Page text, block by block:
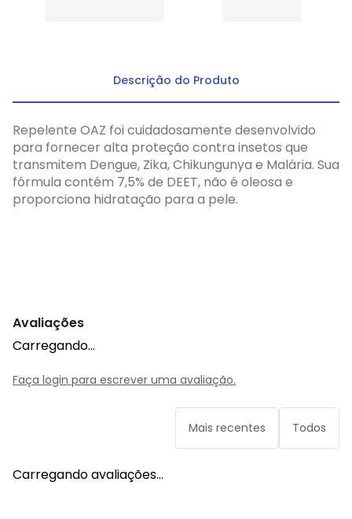
Descrição do Produto
Repelente OAZ foi cuidadosamente desenvolvido
para fornecer alta proteção contra insetos que
transmitem Dengue, Zika, Chikungunya e Malária. Sua
fórmula contém 7,5% de DEET, não é oleosa e
proporciona hidratação para a pele.
Avaliações
Carregando…
Faça login para escrever uma avaliação.
Mais recentes Todos
Carregando avaliações…